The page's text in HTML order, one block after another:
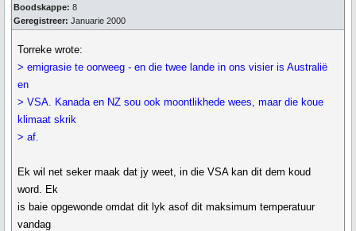
Boodskappe: 8
Geregistreer: Januarie 2000
Torreke wrote:
> emigrasie te oorweeg - en die twee lande in ons visier is Australië
en
> VSA. Kanada en NZ sou ook moontlikhede wees, maar die koue
klimaat skrik
> af.
Ek wil net seker maak dat jy weet, in die VSA kan dit dem koud
word. Ek
is baie opgewonde omdat dit lyk asof dit maksimum temperatuur
vandag